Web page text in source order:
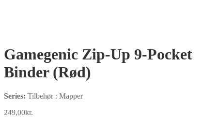
Gamegenic Zip-Up 9-Pocket
Binder (Rød)
Series: Tilbehør : Mapper
249,00kr.